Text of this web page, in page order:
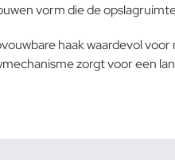
vorm die de
haak waardevol
zorgt voor een